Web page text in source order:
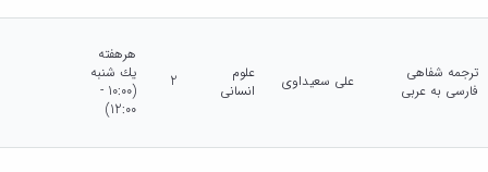
ترجمه شفاهی
فارسی به عربی
علی سعیداوی
علوم
انسانی
2
هرهفته
يك شنبه
(10:00 -
12:00)